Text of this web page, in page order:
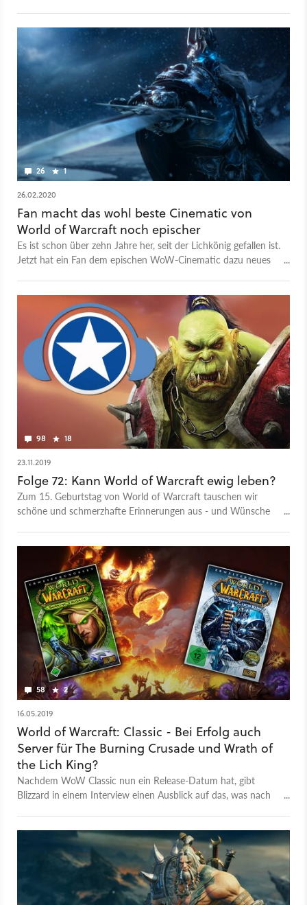
26 1
26.02.2020
Fan macht das wohl beste Cinematic von
World of Warcraft noch epischer
Es ist schon über zehn Jahre her, seit der Lichkönig gefallen ist.
Jetzt hat ein Fan dem epischen WoW-Cinematic dazu neues
98 18
23.11.2019
Folge 72: Kann World of Warcraft ewig leben?
Zum 15. Geburtstag von World of Warcraft tauschen wir
schöne und schmerzhafte Erinnerungen aus - und Wünsche
58 2
16.05.2019
World of Warcraft: Classic - Bei Erfolg auch
Server für The Burning Crusade und Wrath of
the Lich King?
Nachdem WoW Classic nun ein Release-Datum hat, gibt
Blizzard in einem Interview einen Ausblick auf das, was nach